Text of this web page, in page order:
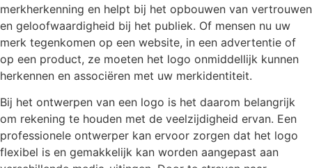
merkherkenning en helpt bij het opbouwen van vertrouwen
en geloofwaardigheid bij het publiek. Of mensen nu uw
merk tegenkomen op een website, in een advertentie of
op een product, ze moeten het logo onmiddellijk kunnen
herkennen en associëren met uw merkidentiteit.
Bij het ontwerpen van een logo is het daarom belangrijk
om rekening te houden met de veelzijdigheid ervan. Een
professionele ontwerper kan ervoor zorgen dat het logo
flexibel is en gemakkelijk kan worden aangepast aan